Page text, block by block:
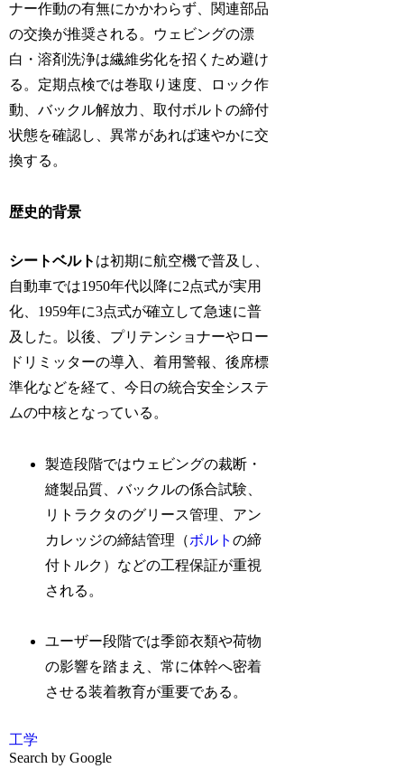
ナー作動の有無にかかわらず、関連部品
の交換が推奨される。ウェビングの漂
白・溶剤洗浄は繊維劣化を招くため避け
る。定期点検では巻取り速度、ロック作
動、バックル解放力、取付ボルトの締付
状態を確認し、異常があれば速やかに交
換する。
歴史的背景
シートベルト は初期に航空機で普及し、
自動車では1950年代以降に2点式が実用
化、1959年に3点式が確立して急速に普
及した。以後、プリテンショナーやロー
ドリミッターの導入、着用警報、後席標
準化などを経て、今日の統合安全システ
ムの中核となっている。
製造段階ではウェビングの裁断・
縫製品質、バックルの係合試験、
リトラクタのグリース管理、アン
カレッジの締結管理（ボルトの締
付トルク）などの工程保証が重視
される。
ユーザー段階では季節衣類や荷物
の影響を踏まえ、常に体幹へ密着
させる装着教育が重要である。
工学
Search by Google